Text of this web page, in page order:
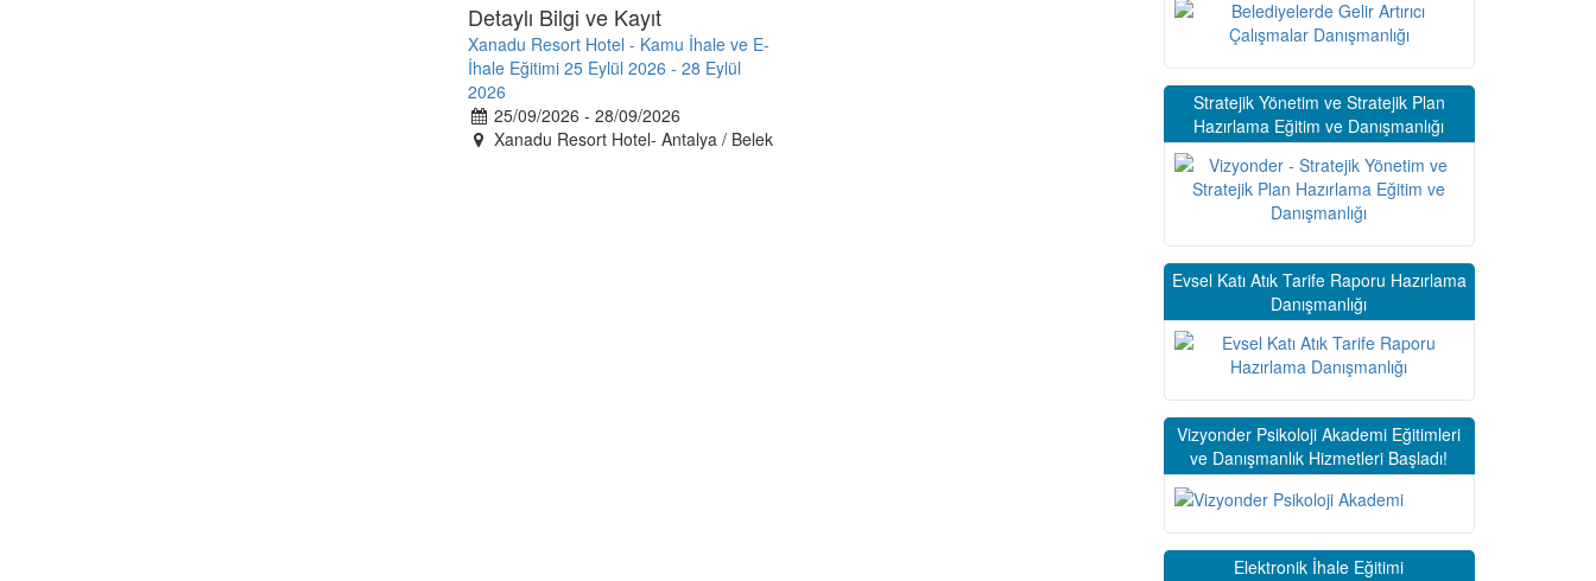
Detaylı Bilgi ve Kayıt
Xanadu Resort Hotel - Kamu İhale ve E-
İhale Eğitimi 25 Eylül 2026 - 28 Eylül
2026
25/09/2026 - 28/09/2026
Xanadu Resort Hotel- Antalya / Belek
Stratejik Yönetim ve Stratejik Plan
Hazırlama Eğitim ve Danışmanlığı
Evsel Katı Atık Tarife Raporu Hazırlama
Danışmanlığı
Vizyonder Psikoloji Akademi Eğitimleri
ve Danışmanlık Hizmetleri Başladı!
Elektronik İhale Eğitimi